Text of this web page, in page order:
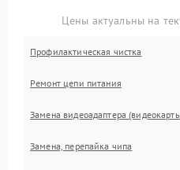
Цены актуальны на
Профилактическая чистка
Ремонт цепи питания
Замена видеоадаптера
Замена, перепайка чипа